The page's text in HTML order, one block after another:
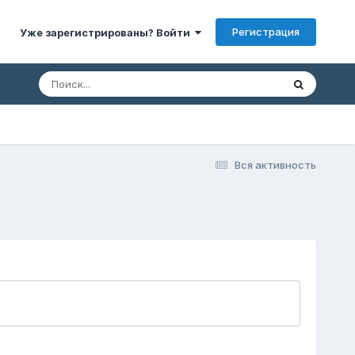
Уже зарегистрированы? Войти Регистрация
Вся активность